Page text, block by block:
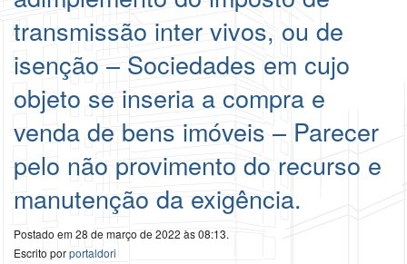
transmissão inter vivos, ou de
isenção – Sociedades em cujo
objeto se inseria a compra e
venda de bens imóveis – Parecer
pelo não provimento do recurso e
manutenção da exigência.
Postado em 28 de março de 2022 às 08:13.
Escrito porportaldori